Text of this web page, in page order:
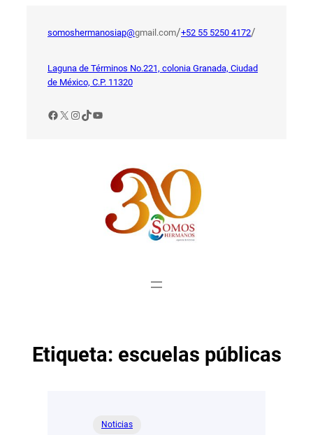
somoshermanosiap@gmail.com/+52 55 5250 4172/
Laguna de Términos No.221, colonia Granada, Ciudad
de México, C.P. 11320
Facebook
X Instagram
TikTok
YouTube
Etiqueta: escuelas públicas
Noticias